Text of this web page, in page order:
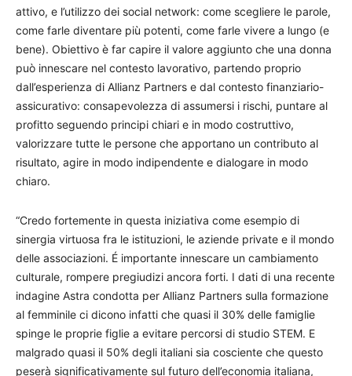
attivo, e l’utilizzo dei social network: come scegliere le parole,
come farle diventare più potenti, come farle vivere a lungo (e
bene). Obiettivo è far capire il valore aggiunto che una donna
può innescare nel contesto lavorativo, partendo proprio
dall’esperienza di Allianz Partners e dal contesto finanziario-
assicurativo: consapevolezza di assumersi i rischi, puntare al
profitto seguendo principi chiari e in modo costruttivo,
valorizzare tutte le persone che apportano un contributo al
risultato, agire in modo indipendente e dialogare in modo
chiaro.
“Credo fortemente in questa iniziativa come esempio di
sinergia virtuosa fra le istituzioni, le aziende private e il mondo
delle associazioni. É importante innescare un cambiamento
culturale, rompere pregiudizi ancora forti. I dati di una recente
indagine Astra condotta per Allianz Partners sulla formazione
al femminile ci dicono infatti che quasi il 30% delle famiglie
spinge le proprie figlie a evitare percorsi di studio STEM. E
malgrado quasi il 50% degli italiani sia cosciente che questo
peserà significativamente sul futuro dell’economia italiana,